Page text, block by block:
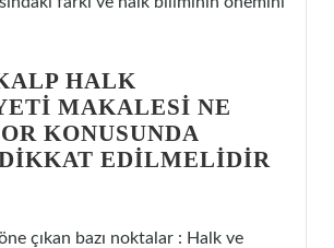
HALK
MAKALESI NE
KONUSUNDA
EDILMELIDIR
çıkan bazı noktalar : Halk ve